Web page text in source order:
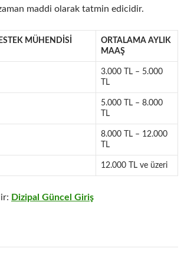
maddi olarak tatmin edicidir.
MÜHENDISI
ORTALAMA AYLIK
MAAŞ
3.000 TL – 5.000
TL
5.000 TL – 8.000
TL
8.000 TL – 12.000
TL
12.000 TL ve üzeri
Dizipal Güncel Giriş